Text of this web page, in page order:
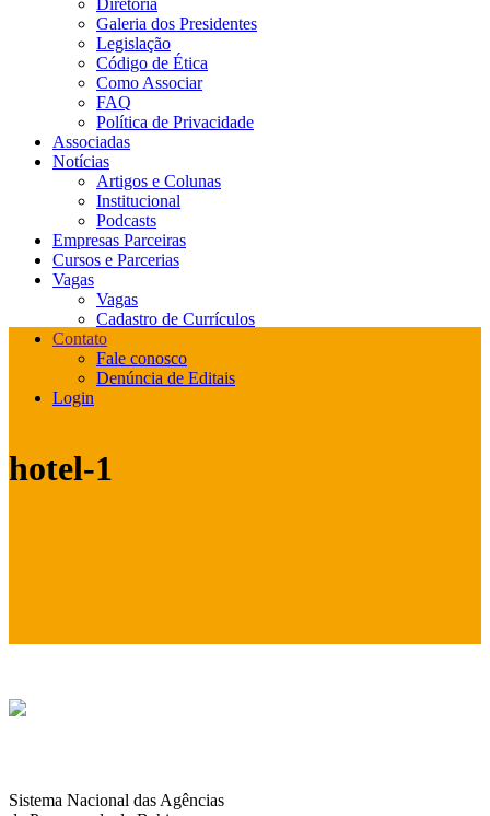
Diretoria
Galeria dos Presidentes
Legislação
Código de Ética
Como Associar
FAQ
Política de Privacidade
Associadas
Notícias
Artigos e Colunas
Institucional
Podcasts
Empresas Parceiras
Cursos e Parcerias
Vagas
Vagas
Cadastro de Currículos
Contato
Fale conosco
Denúncia de Editais
Login
hotel-1
Sistema Nacional das Agências